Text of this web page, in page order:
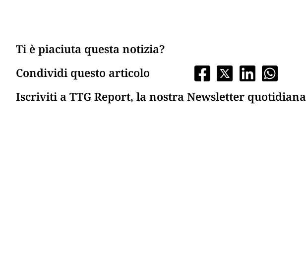
Ti è piaciuta questa notizia?
Condividi questo articolo
Iscriviti a TTG Report, la nostra Newsletter quotidiana